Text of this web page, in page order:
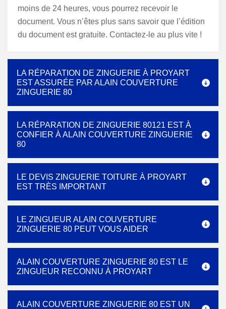
moins de 24 heures, vous pourrez recevoir le
document. Vous n’êtes plus sans savoir que l’édition
du document est gratuite. Contactez-le au plus vite !
LA RÉPARATION DE ZINGUERIE À PROYART
EST ASSURÉE PAR ALAIN COUVERTURE
ZINGUERIE 80
LA RÉPARATION DE ZINGUERIE 80121 EST À
CONFIER À ALAIN COUVERTURE ZINGUERIE
80
LE DEVIS ZINGUERIE TOITURE À PROYART
EST TRÈS IMPORTANT
LE ZINGUEUR ALAIN COUVERTURE
ZINGUERIE 80 PEUT VOUS AIDER
ALAIN COUVERTURE ZINGUERIE 80 EST LE
ZINGUEUR RECONNU À PROYART
ALAIN COUVERTURE ZINGUERIE 80 EST UN